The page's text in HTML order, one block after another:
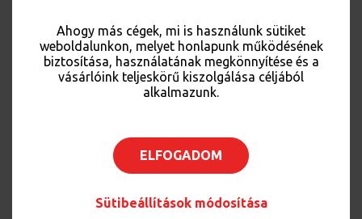
AJÁNLJUK MÉG
Ahogy más cégek, mi is használunk sütiket
weboldalunkon, melyet honlapunk működésének
biztosítása, használatának megkönnyítése és a
vásárlóink teljeskörű kiszolgálása céljából
alkalmazunk.
ELFOGADOM
Sütibeállítások módosítása